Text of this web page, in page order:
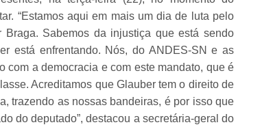
“Estamos aqui em mais um dia de luta pelo
Sabemos da injustiça que está sendo
está enfrentando. Nós, do ANDES-SN e as
com a democracia e com este mandato, que é
Acreditamos que Glauber tem o direito de
trazendo as nossas bandeiras, é por isso que
do deputado”, destacou a secretária-geral do